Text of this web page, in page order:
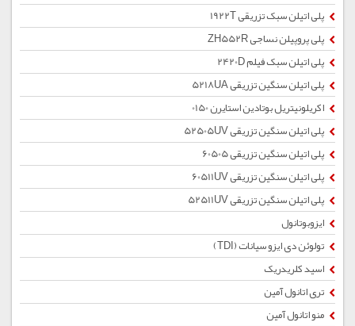
پلی اتیلن سبک تزریقی 1922T
پلی پروپیلن نساجی ZH552R
پلی اتیلن سبک فیلم 2420D
پلی اتیلن سنگین تزریقی 5218UA
اکریلونیتریل بوتادین استایرن 0150
پلی اتیلن سنگین تزریقی 52505UV
پلی اتیلن سنگین تزریقی 60505
پلی اتیلن سنگین تزریقی 60511UV
پلی اتیلن سنگین تزریقی 52511UV
ایزوبوتانول
تولوئن دی ایزو سیانات (TDI)
اسید کلریدریک
تری اتانول آمین
منو اتانول آمین